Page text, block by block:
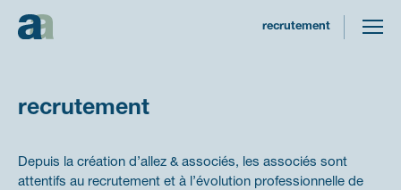
recrutement
Recrutement
Depuis la création d’allez & associés, les associés sont
attentifs au recrutement et à l’évolution professionnelle de